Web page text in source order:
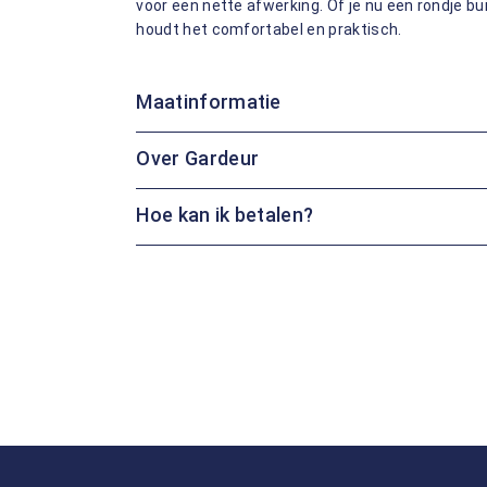
voor een nette afwerking. Of je nu een rondje
houdt het comfortabel en praktisch.
Maatinformatie
Over Gardeur
Hoe kan ik betalen?